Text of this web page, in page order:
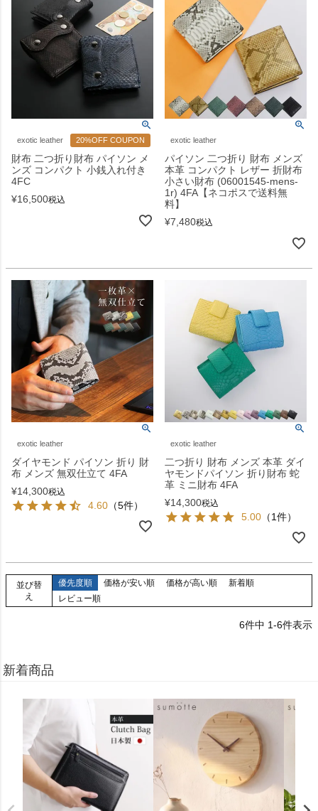
exotic leather 20%OFF COUPON
財布 二つ折り財布 パイソン メ
ンズ コンパクト 小銭入れ付き
4FC
¥16,500税込
exotic leather
パイソン 二つ折り 財布 メンズ
本革 コンパクト レザー 折財布
小さい財布 (06001545-mens-
1r) 4FA【ネコポスで送料無
料】
¥7,480税込
exotic leather
ダイヤモンド パイソン 折り 財
布 メンズ 無双仕立て 4FA
¥14,300税込
4.60 （5件）
exotic leather
二つ折り 財布 メンズ 本革 ダイ
ヤモンドパイソン 折り財布 蛇
革 ミニ財布 4FA
¥14,300税込
5.00 （1件）
並び替
え
優先度順 価格が安い順 価格が高い順
新着順
レビュー順
6件中 1-6件表示
新着商品